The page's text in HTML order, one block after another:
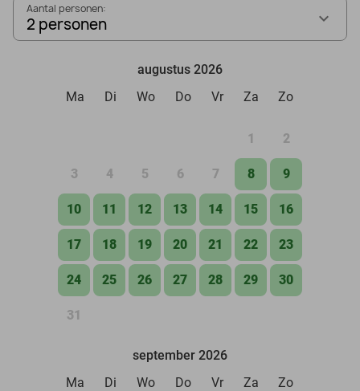
Aantal personen:
2 personen
augustus 2026
Ma
Di Wo Do Vr Za Zo
1 2
3 4 5 6 7 8 9
10 11 12 13 14 15 16
17 18 19 20 21 22 23
24 25 26 27 28 29 30
31
september 2026
Ma
Di Wo Do Vr Za Zo